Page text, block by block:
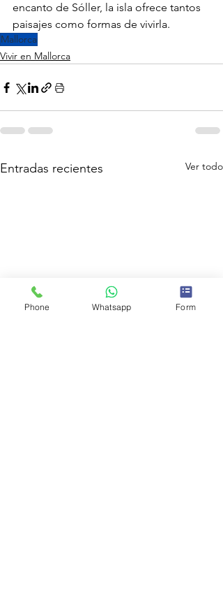
encanto de Sóller, la isla ofrece tantos
paisajes como formas de vivirla.
Mallorca
Vivir en Mallorca
Entradas recientes Ver todo
Phone Whatsapp Form